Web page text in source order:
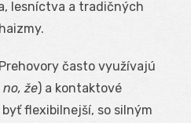
lesníctva a tradičných
Prehovory často využívajú
no, že) a kontaktové
flexibilnejší, so silným